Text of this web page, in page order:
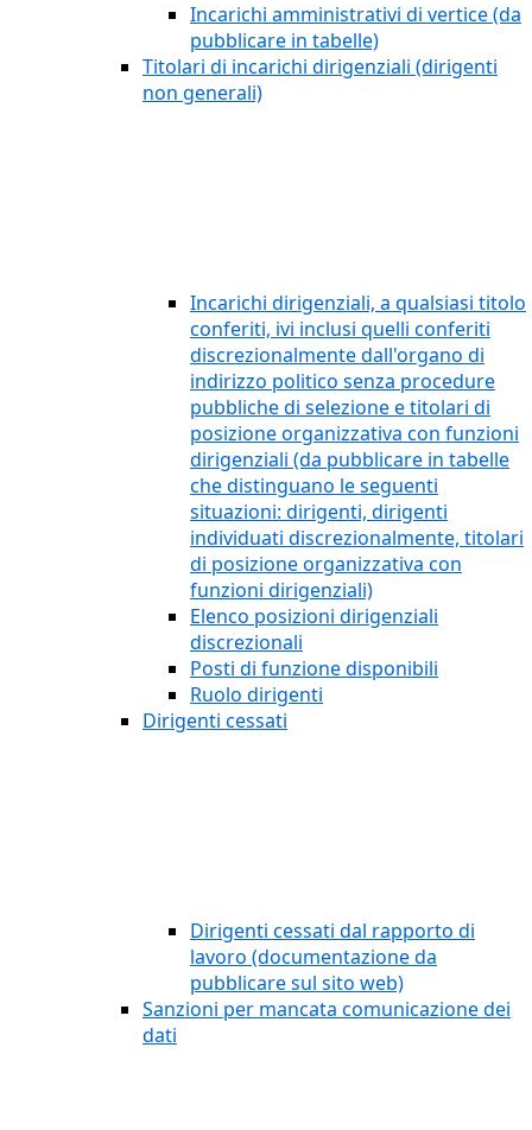
Incarichi amministrativi di vertice (da
pubblicare in tabelle)
Titolari di incarichi dirigenziali (dirigenti
non generali)
Incarichi dirigenziali, a qualsiasi titolo
conferiti, ivi inclusi quelli conferiti
discrezionalmente dall'organo di
indirizzo politico senza procedure
pubbliche di selezione e titolari di
posizione organizzativa con funzioni
dirigenziali (da pubblicare in tabelle
che distinguano le seguenti
situazioni: dirigenti, dirigenti
individuati discrezionalmente, titolari
di posizione organizzativa con
funzioni dirigenziali)
Elenco posizioni dirigenziali
discrezionali
Posti di funzione disponibili
Ruolo dirigenti
Dirigenti cessati
Dirigenti cessati dal rapporto di
lavoro (documentazione da
pubblicare sul sito web)
Sanzioni per mancata comunicazione dei
dati